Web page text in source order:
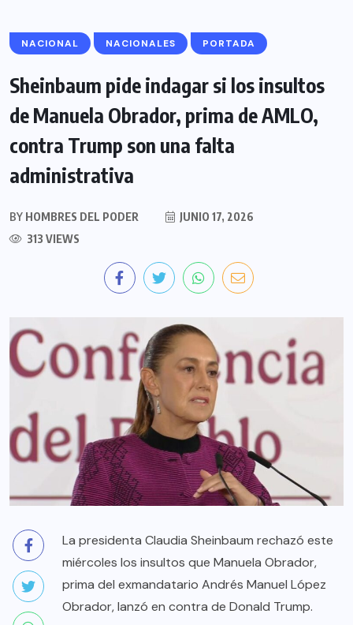
NACIONAL NACIONALES PORTADA
Sheinbaum pide indagar si los insultos
de Manuela Obrador, prima de AMLO,
contra Trump son una falta
administrativa
BY HOMBRES DEL PODER
JUNIO 17, 2026
313 VIEWS
La presidenta Claudia Sheinbaum rechazó este
miércoles los insultos que Manuela Obrador,
prima del exmandatario Andrés Manuel López
Obrador, lanzó en contra de Donald Trump.